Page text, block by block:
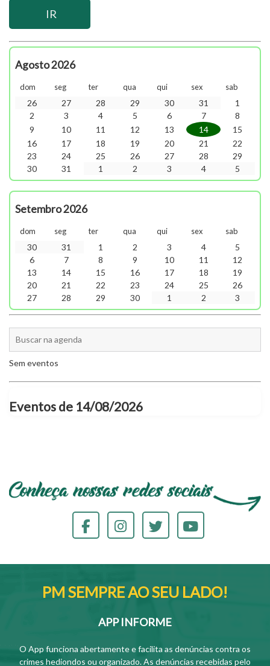
Agosto 2026
dom seg ter qua qui sex sab
26 27 28 29 30 31
1
2
3 4 5 6 7
8
9
10 11 12 13 14
15
16
17 18 19 20 21
22
23
24 25 26 27 28
29
30
31 1 2 3 4 5
Setembro 2026
dom seg ter qua qui sex sab
30 31 1 2 3 4
5
6
7 8 9 10 11
12
13
14 15 16 17 18
19
20
21 22 23 24 25
26
27
28 29 30 1 2 3
Sem eventos
Eventos de 14/08/2026
PM SEMPRE AO SEU LADO!
APP INFORME
O App funciona abertamente e facilita as denúncias contra os
crimes hediondos ou organizado. As denúncias recebidas pelo